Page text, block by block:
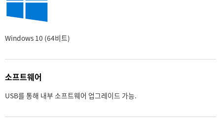
Windows 10 (64비트)
소프트웨어
USB를 통해 내부 소프트웨어 업그레이드 가능.